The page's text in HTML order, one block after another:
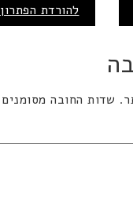
להורדת הפתרון
שדות החובה מסומנים